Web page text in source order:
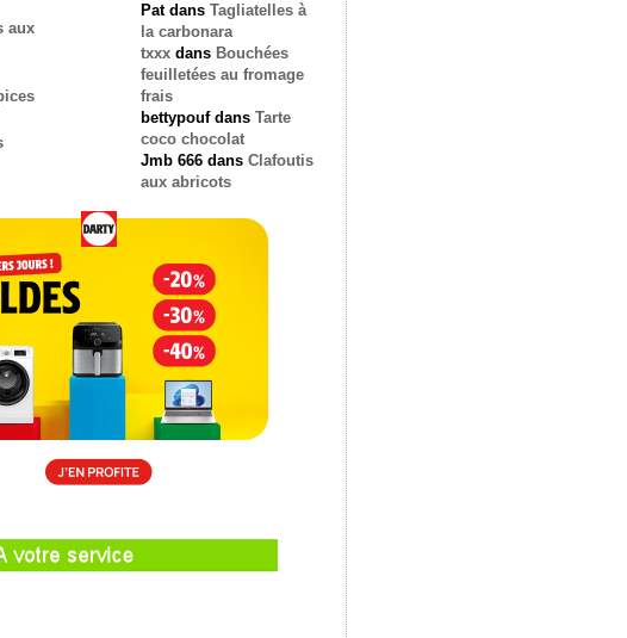
aux
Patdans Tagliatelles à
la carbonara
txxx dans Bouchées
feuilletées au fromage
frais
bettypoufdans Tarte
coco chocolat
Jmb 666 dans Clafoutis
aux abricots